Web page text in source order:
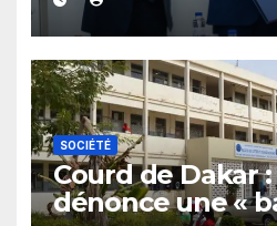
avec le ministère
SOCIÉTÉ
Courd de Dakar :
dénonce une «